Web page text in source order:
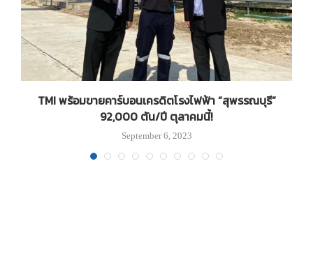
TMI พร้อมขายคาร์บอนเครดิตโรงไฟฟ้า “สุพรรณบุรี”
92,000 ตัน/ปี ตุลาคมนี้!
September 6, 2023